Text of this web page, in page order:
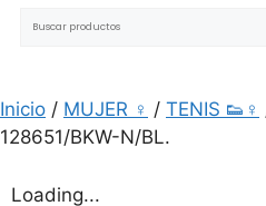
Inicio / MUJER ♀ / TENIS 👟♀
128651/BKW-N/BL.
Loading...